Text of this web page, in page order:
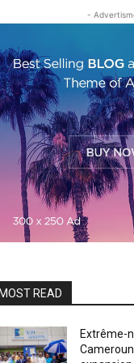
-
READ
Extrême-